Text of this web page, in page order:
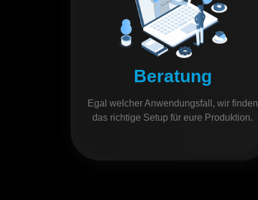
Beratung
Egal welcher Anwendungsfall, wir finden
das richtige Setup für eure Produktion.